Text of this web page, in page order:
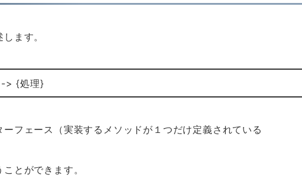
ます。
-> {処理}
フェース（実装するメソッドが１つだけ定義されている
とができます。